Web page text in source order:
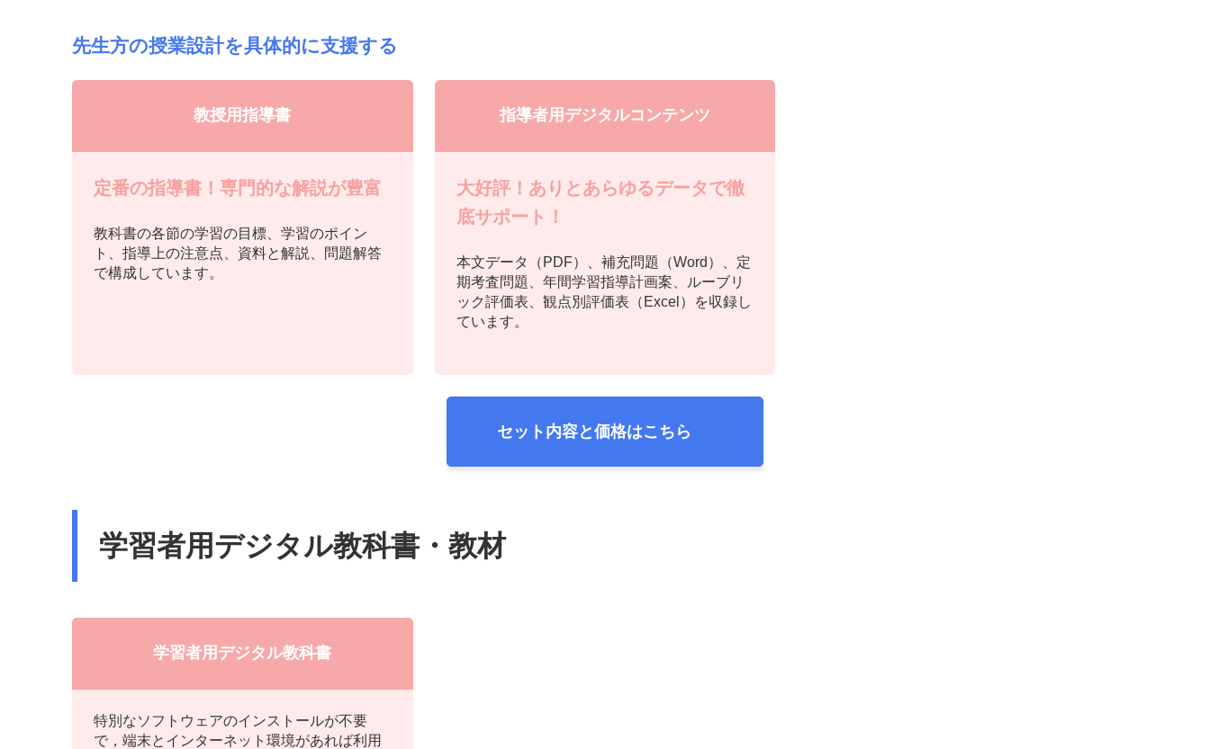
先生方の授業設計を具体的に支援する
教授用指導書
定番の指導書！専門的な解説が豊富
教科書の各節の学習の目標、学習のポイン
ト、指導上の注意点、資料と解説、問題解答
で構成しています。
指導者用デジタルコンテンツ
大好評！ありとあらゆるデータで徹
底サポート！
本文データ（PDF）、補充問題（Word）、定
期考査問題、年間学習指導計画案、ルーブリ
ック評価表、観点別評価表（Excel）を収録し
ています。
セット内容と価格はこちら
学習者用デジタル教科書・ 教材
学習者用デジタル教科書
特別なソフトウェアのインストールが不要
で，端末とインターネット環境があれば利用